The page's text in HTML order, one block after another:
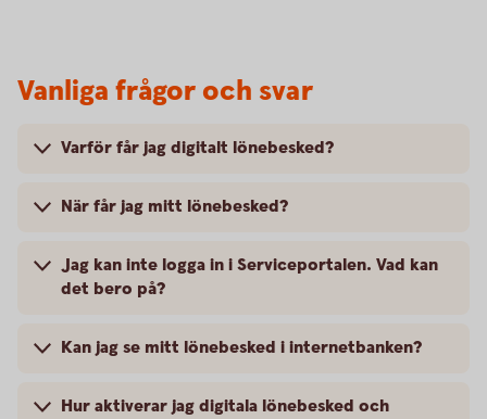
Vanliga frågor och svar
Varför får jag digitalt lönebesked?
När får jag mitt lönebesked?
Jag kan inte logga in i Serviceportalen. Vad kan
det bero på?
Kan jag se mitt lönebesked i internetbanken?
Hur aktiverar jag digitala lönebesked och